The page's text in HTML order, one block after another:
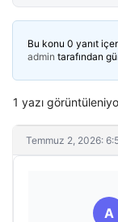
Bu konu 0 yanıt
admin tarafından
1 yazı
Temmuz 2, 2026:
A